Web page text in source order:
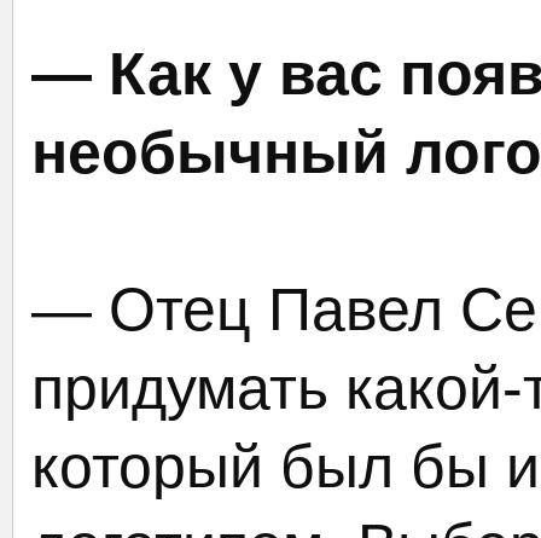
— Как у вас
необычный
— Отец Павел
придумать
который был бы